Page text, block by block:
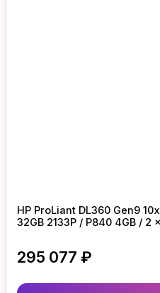
HP ProLiant DL360 Gen9
32GB 2133P / P840 4GB / 2
295 077 ₽